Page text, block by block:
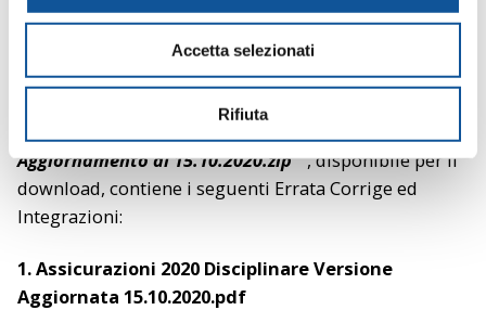
o
Accetta selezionati
Rifiuta
16/10/2020 – ATTENZIONE ERRATA CORRIGE ED
INTEGRAZIONI ALLA DOCUMENETAZIONE ALLEGATA
Aggiornamento al 15.10.2020.zip“, disponibile per il
download, contiene i seguenti Errata Corrige ed
Integrazioni:
1. Assicurazioni 2020 Disciplinare Versione
Aggiornata 15.10.2020.pdf